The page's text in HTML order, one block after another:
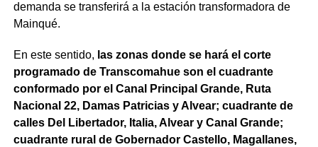
demanda se transferirá a la estación transformadora de
Mainqué.
En este sentido, las zonas donde se hará el corte
programado de Transcomahue son el cuadrante
conformado por el Canal Principal Grande, Ruta
Nacional 22, Damas Patricias y Alvear; cuadrante de
calles Del Libertador, Italia, Alvear y Canal Grande;
cuadrante rural de Gobernador Castello, Magallanes,